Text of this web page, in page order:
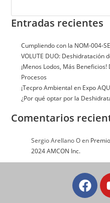
Entradas recientes
Cumpliendo con la
VOLUTE DUO: Deshidratación
¡Menos Lodos, Más
Procesos
¡Tecpro Ambiental en Expo
¿Por qué optar por la
Comentarios
Sergio Arellano Oen
2024 AMCON Inc.